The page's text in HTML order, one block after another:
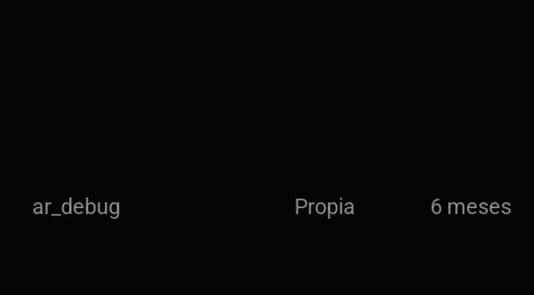
ar_debug Propia 6 meses